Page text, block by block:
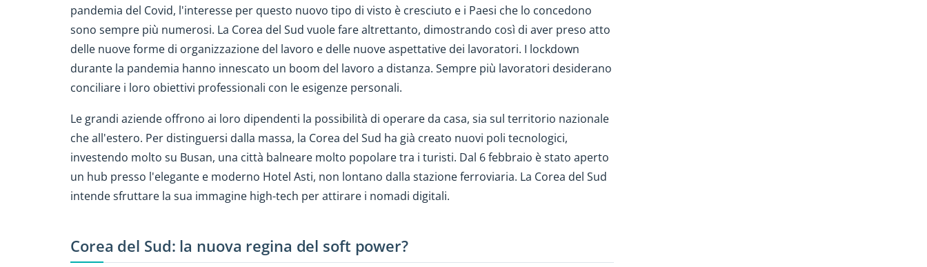
pandemia del Covid, l'interesse per questo nuovo tipo di visto è cresciuto e i Paesi che lo concedono
sono sempre più numerosi. La Corea del Sud vuole fare altrettanto, dimostrando così di aver preso atto
delle nuove forme di organizzazione del lavoro e delle nuove aspettative dei lavoratori. I lockdown
durante la pandemia hanno innescato un boom del lavoro a distanza. Sempre più lavoratori desiderano
conciliare i loro obiettivi professionali con le esigenze personali.
Le grandi aziende offrono ai loro dipendenti la possibilità di operare da casa, sia sul territorio nazionale
che all'estero. Per distinguersi dalla massa, la Corea del Sud ha già creato nuovi poli tecnologici,
investendo molto su Busan, una città balneare molto popolare tra i turisti. Dal 6 febbraio è stato aperto
un hub presso l'elegante e moderno Hotel Asti, non lontano dalla stazione ferroviaria. La Corea del Sud
intende sfruttare la sua immagine high-tech per attirare i nomadi digitali.
Corea del Sud: la nuova regina del soft power?